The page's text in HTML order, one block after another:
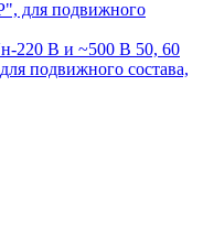
220 В и ~500 В 50, 60
подвижного состава,